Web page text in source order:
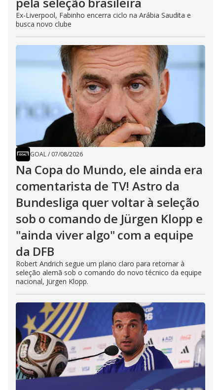
Ex-Liverpool, Fabinho encerra ciclo na Arábia Saudita e
busca novo clube
GOAL/ 07/08/2026
Na Copa do Mundo, ele ainda era
comentarista de TV! Astro da
Bundesliga quer voltar à seleção
sob o comando de Jürgen Klopp e
"ainda viver algo" com a equipe
da DFB
Robert Andrich segue um plano claro para retornar à
seleção alemã sob o comando do novo técnico da equipe
nacional, Jürgen Klopp.